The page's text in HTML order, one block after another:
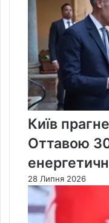
Київ
Оттавою
28 Липня 2026